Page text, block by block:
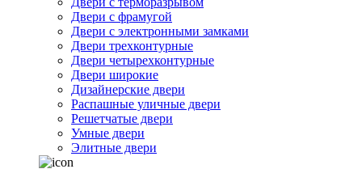
Двери с фрамугой
Двери с электронными замками
Двери трехконтурные
Двери четырехконтурные
Двери широкие
Дизайнерские двери
Распашные уличные двери
Решетчатые двери
Умные двери
Элитные двери